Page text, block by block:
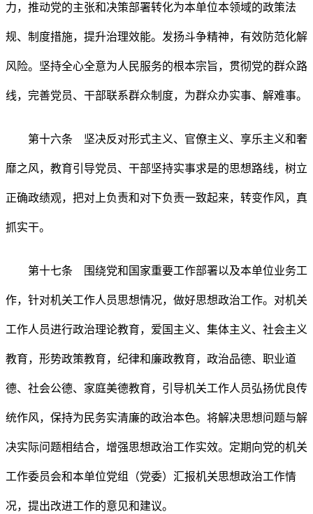
力，推动党的主张和决策部署转化为本单位本领域的政策法
规、制度措施，提升治理效能。发扬斗争精神，有效防范化解
风险。坚持全心全意为人民服务的根本宗旨，贯彻党的群众路
线，完善党员、干部联系群众制度，为群众办实事、解难事。
第十六条 坚决反对形式主义、官僚主义、享乐主义和奢
靡之风，教育引导党员、干部坚持实事求是的思想路线，树立
正确政绩观，把对上负责和对下负责一致起来，转变作风，真
抓实干。
第十七条 围绕党和国家重要工作部署以及本单位业务工
作，针对机关工作人员思想情况，做好思想政治工作。对机关
工作人员进行政治理论教育，爱国主义、集体主义、社会主义
教育，形势政策教育，纪律和廉政教育，政治品德、职业道
德、社会公德、家庭美德教育，引导机关工作人员弘扬优良传
统作风，保持为民务实清廉的政治本色。将解决思想问题与解
决实际问题相结合，增强思想政治工作实效。定期向党的机关
工作委员会和本单位党组（党委）汇报机关思想政治工作情
况，提出改进工作的意见和建议。